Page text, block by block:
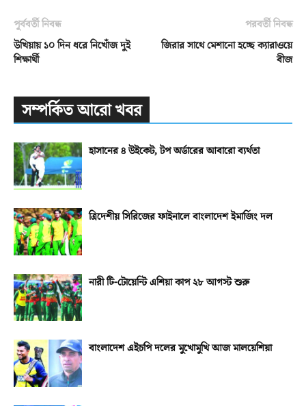
পূর্ববর্তী নিবন্ধ
উখিয়ায় ১০ দিন ধরে নিখোঁজ দুই
শিক্ষার্থী
পরবর্তী নিবন্ধ
জিরার সাথে মেশানো হচ্ছে ক্যারাওয়ে
বীজ
সম্পর্কিত আরো খবর
হাসানের ৪ উইকেট, টপ অর্ডারের আবারো ব্যর্থতা
ত্রিদেশীয় সিরিজের ফাইনালে বাংলাদেশ ইমার্জিং দল
নারী টি-টোয়েন্টি এশিয়া কাপ ২৮ আগস্ট শুরু
বাংলাদেশ এইচপি দলের মুখোমুখি আজ মালয়েশিয়া